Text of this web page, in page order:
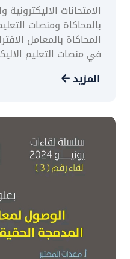
الامتحانات
بالمحاكاة ومنصات
المحاكاة بالمعامل
في منصات التعليم
المزيد